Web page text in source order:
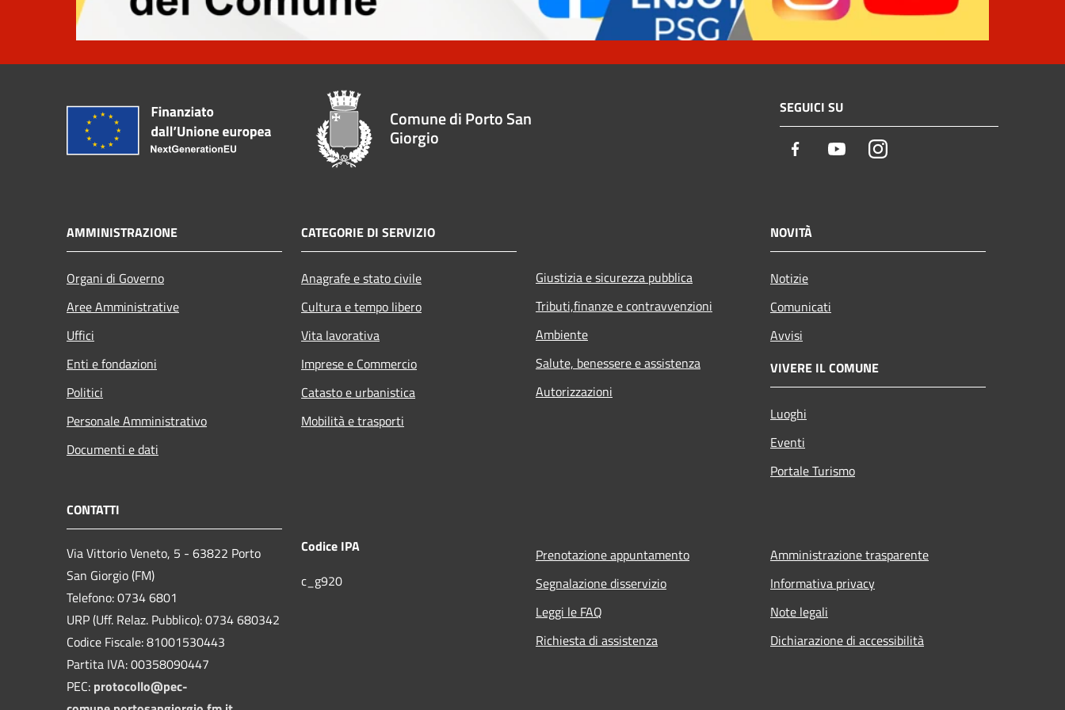
Comune di Porto San
Giorgio
SEGUICI SU
Facebook YoutubeInstagram
AMMINISTRAZIONE
Organi di Governo
Aree Amministrative
Uffici
Enti e fondazioni
Politici
Personale Amministrativo
Documenti e dati
CATEGORIE DI SERVIZIO
Anagrafe e stato civile
Cultura e tempo libero
Vita lavorativa
Imprese e Commercio
Catasto e urbanistica
Mobilità e trasporti
Giustizia e sicurezza pubblica
Tributi,finanze e contravvenzioni
Ambiente
Salute, benessere e assistenza
Autorizzazioni
NOVITÀ
Notizie
Comunicati
Avvisi
VIVERE IL COMUNE
Luoghi
Eventi
Portale Turismo
CONTATTI
Via Vittorio Veneto, 5 - 63822 Porto
San Giorgio (FM)
Telefono: 0734 6801
URP (Uff. Relaz. Pubblico): 0734 680342
Codice Fiscale: 81001530443
Partita IVA: 00358090447
PEC: protocollo@pec-
Codice IPA
c_g920
Prenotazione appuntamento
Segnalazione disservizio
Leggi le FAQ
Richiesta di assistenza
Amministrazione trasparente
Informativa privacy
Note legali
Dichiarazione di accessibilità